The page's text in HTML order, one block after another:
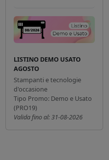
LISTINO DEMO USATO
AGOSTO
Stampanti e tecnologie
d'occasione
Tipo Promo: Demo e Usato
(PRO19)
Valida fino al: 31-08-2026